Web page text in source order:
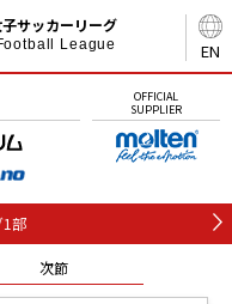
EN
サッカーリーグ
League
OFFICIAL
SUPPLIER
1部
次節